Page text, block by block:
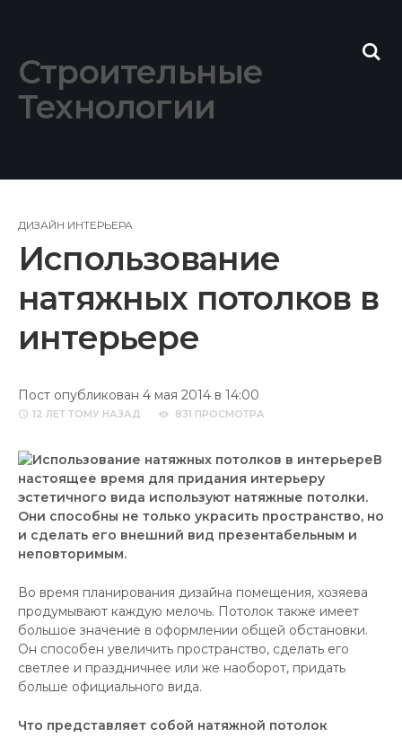
Строительные
Технологии
ДИЗАЙН ИНТЕРЬЕРА
Использование
натяжных потолков в
интерьере
Пост опубликован 4 мая 2014 в 14:00
12 ЛЕТ ТОМУ НАЗАД 831 ПРОСМОТРА
В
настоящее время для придания интерьеру
эстетичного вида используют натяжные потолки.
Они способны не только украсить пространство, но
и сделать его внешний вид презентабельным и
неповторимым.
Во время планирования дизайна помещения, хозяева
продумывают каждую мелочь. Потолок также имеет
большое значение в оформлении общей обстановки.
Он способен увеличить пространство, сделать его
светлее и праздничнее или же наоборот, придать
больше официального вида.
Что представляет собой натяжной потолок